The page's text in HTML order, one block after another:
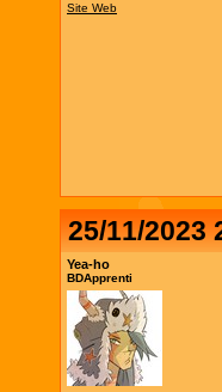
Site Web
25/11/2023
Yea-ho
BDApprenti